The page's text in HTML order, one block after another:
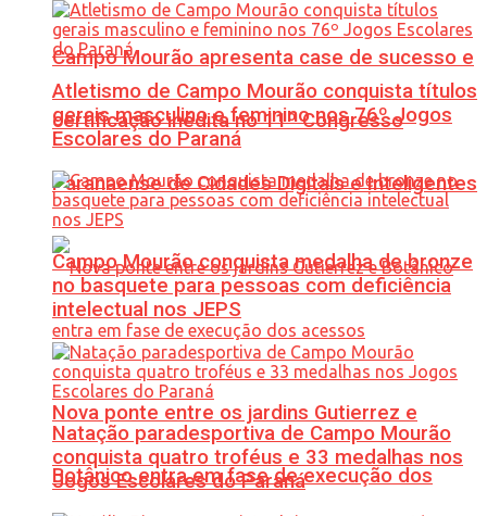
Campo Mourão apresenta case de sucesso e
certificação inédita no 11º Congresso
Paranaense de Cidades Digitais e Inteligentes
Nova ponte entre os jardins Gutierrez e
Botânico entra em fase de execução dos
Atletismo de Campo Mourão conquista títulos
gerais masculino e feminino nos 76º Jogos
Escolares do Paraná
Campo Mourão conquista medalha de bronze
no basquete para pessoas com deficiência
intelectual nos JEPS
Natação paradesportiva de Campo Mourão
conquista quatro troféus e 33 medalhas nos
Jogos Escolares do Paraná